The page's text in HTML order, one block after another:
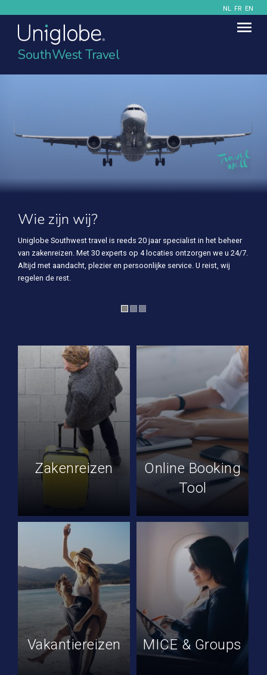
NL FR EN
SouthWest Travel
Wie zijn wij?
Uniglobe Southwest travel is reeds 20 jaar specialist in het beheer
van zakenreizen. Met 30 experts op 4 locaties ontzorgen we u 24/7.
Altijd met aandacht, plezier en persoonlijke service. U reist, wij
regelen de rest.
Zakenreizen
Online Booking
Tool
Vakantiereizen MICE & Groups